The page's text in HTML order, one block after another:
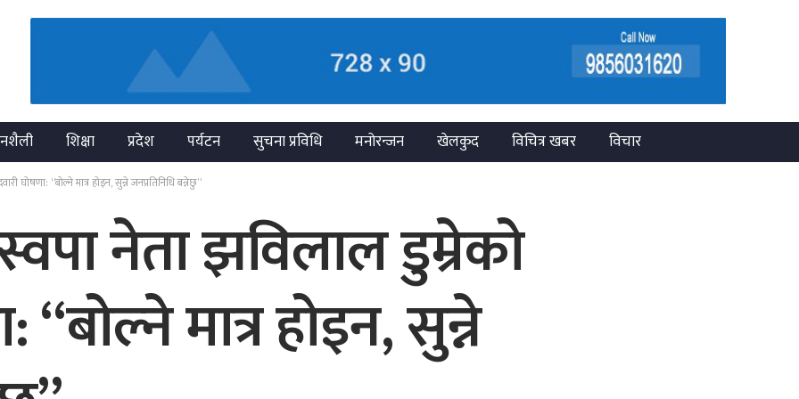
शिक्षा प्रदेश पर्यटन सुचना प्रविधि मनोरन्जन खेलकुद विचित्र खबर
विचार
घोषणा: “बोल्ने मात्र होइन, सुन्ने जनप्रतिनिधि बन्नेछु”
नेता झविलाल डुम्रेको
“बोल्ने मात्र होइन, सुन्ने